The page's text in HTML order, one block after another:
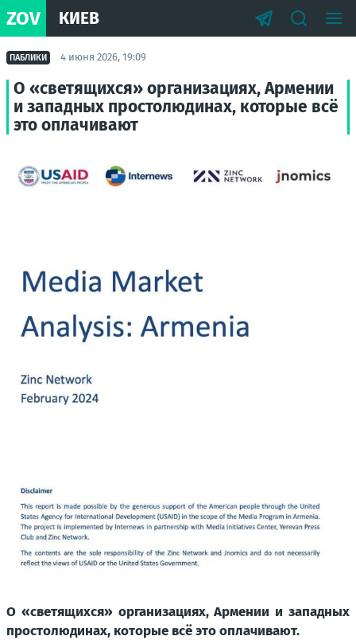
ZOV КИЕВ
ПАБЛИКИ 4 июня 2026, 19:09
О «светящихся» организациях, Армении
и западных простолюдинах, которые всё
это оплачивают
О «светящихся» организациях, Армении и западных
простолюдинах, которые всё это оплачивают.